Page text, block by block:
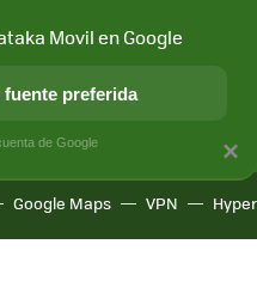
APLICACIONES
Google Maps VPN
×
Movil en Google
preferida
de Google